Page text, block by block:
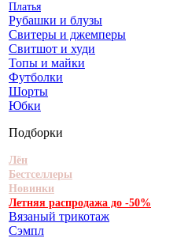
Платья
Рубашки и блузы
Свитеры и джемперы
Свитшот и худи
Топы и майки
Футболки
Шорты
Юбки
Подборки
Лён
Бестселлеры
Новинки
Летняя распродажа до -50%
Вязаный трикотаж
Сэмпл